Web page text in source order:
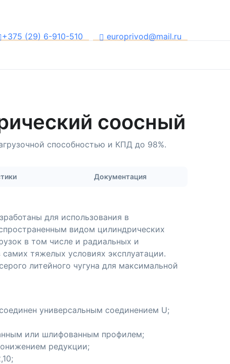
+375 (29) 6-910-510
europrivod@mail.ru
соосный
способностью и КПД до 98%.
Документация
для использования в
видом цилиндрических
в том числе и радиальных и
тяжелых условиях эксплуатации.
литейного чугуна для максимальной
универсальным соединением U;
или шлифованным профилем;
редукции;